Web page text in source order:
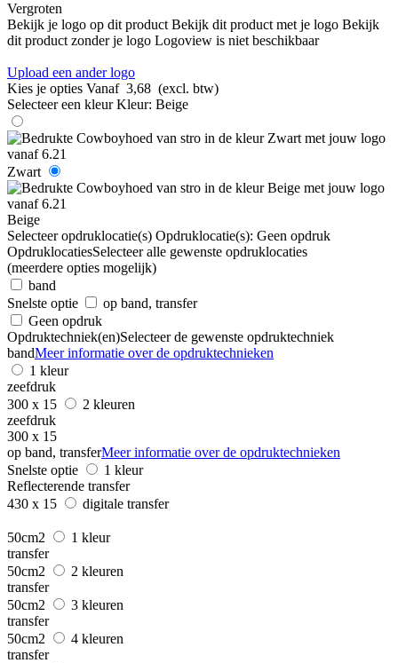
Vergroten
Bekijk je logo op dit product Bekijk dit product met je logo Bekijk
dit product zonder je logo Logoview is niet beschikbaar
Upload een ander logo
Kies je opties Vanaf 3,68 (excl. btw)
Selecteer een kleur Kleur: Beige
Zwart
Beige
Selecteer opdruklocatie(s) Opdruklocatie(s): Geen opdruk
OpdruklocatiesSelecteer alle gewenste opdruklocaties
(meerdere opties mogelijk)
band
Snelste optie
op band, transfer
Geen opdruk
Opdruktechniek(en)Selecteer de gewenste opdruktechniek
bandMeer informatie over de opdruktechnieken
1 kleur
zeefdruk
300 x 15
2 kleuren
zeefdruk
300 x 15
op band, transferMeer informatie over de opdruktechnieken
Snelste optie
1 kleur
Reflecterende transfer
430 x 15
digitale transfer
50cm2
1 kleur
transfer
50cm2
2 kleuren
transfer
50cm2
3 kleuren
transfer
50cm2
4 kleuren
transfer